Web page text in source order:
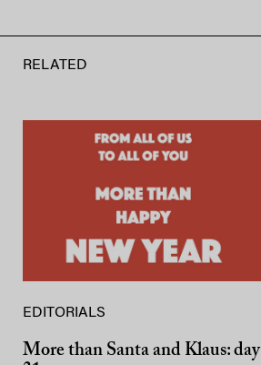
RELATED
EDITORIALS
More than Santa and Klaus: day